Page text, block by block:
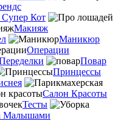
Кот
Макияж
Маникюр
Операции
Повар
Принцессы
Салон Красоты
Тесты
Малышами